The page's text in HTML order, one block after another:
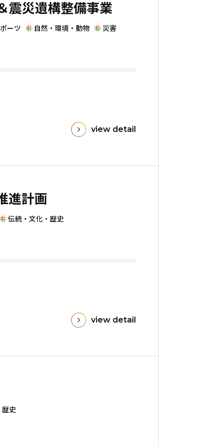
震災遺構整備事業
ーツ 自然・環境・動物 災害
view detail
進計画
伝統・文化・歴史
view detail
歴史